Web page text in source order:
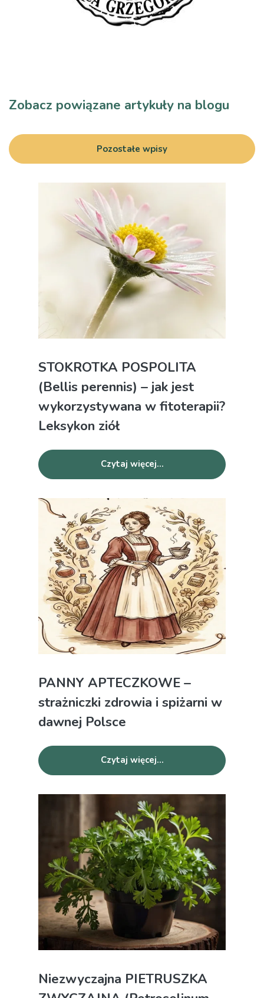
Zobacz powiązane artykuły na blogu
Pozostałe wpisy
STOKROTKA POSPOLITA
(Bellis perennis) – jak jest
wykorzystywana w fitoterapii?
Leksykon ziół
Czytaj więcej...
PANNY APTECZKOWE –
strażniczki zdrowia i spiżarni w
dawnej Polsce
Czytaj więcej...
Niezwyczajna PIETRUSZKA